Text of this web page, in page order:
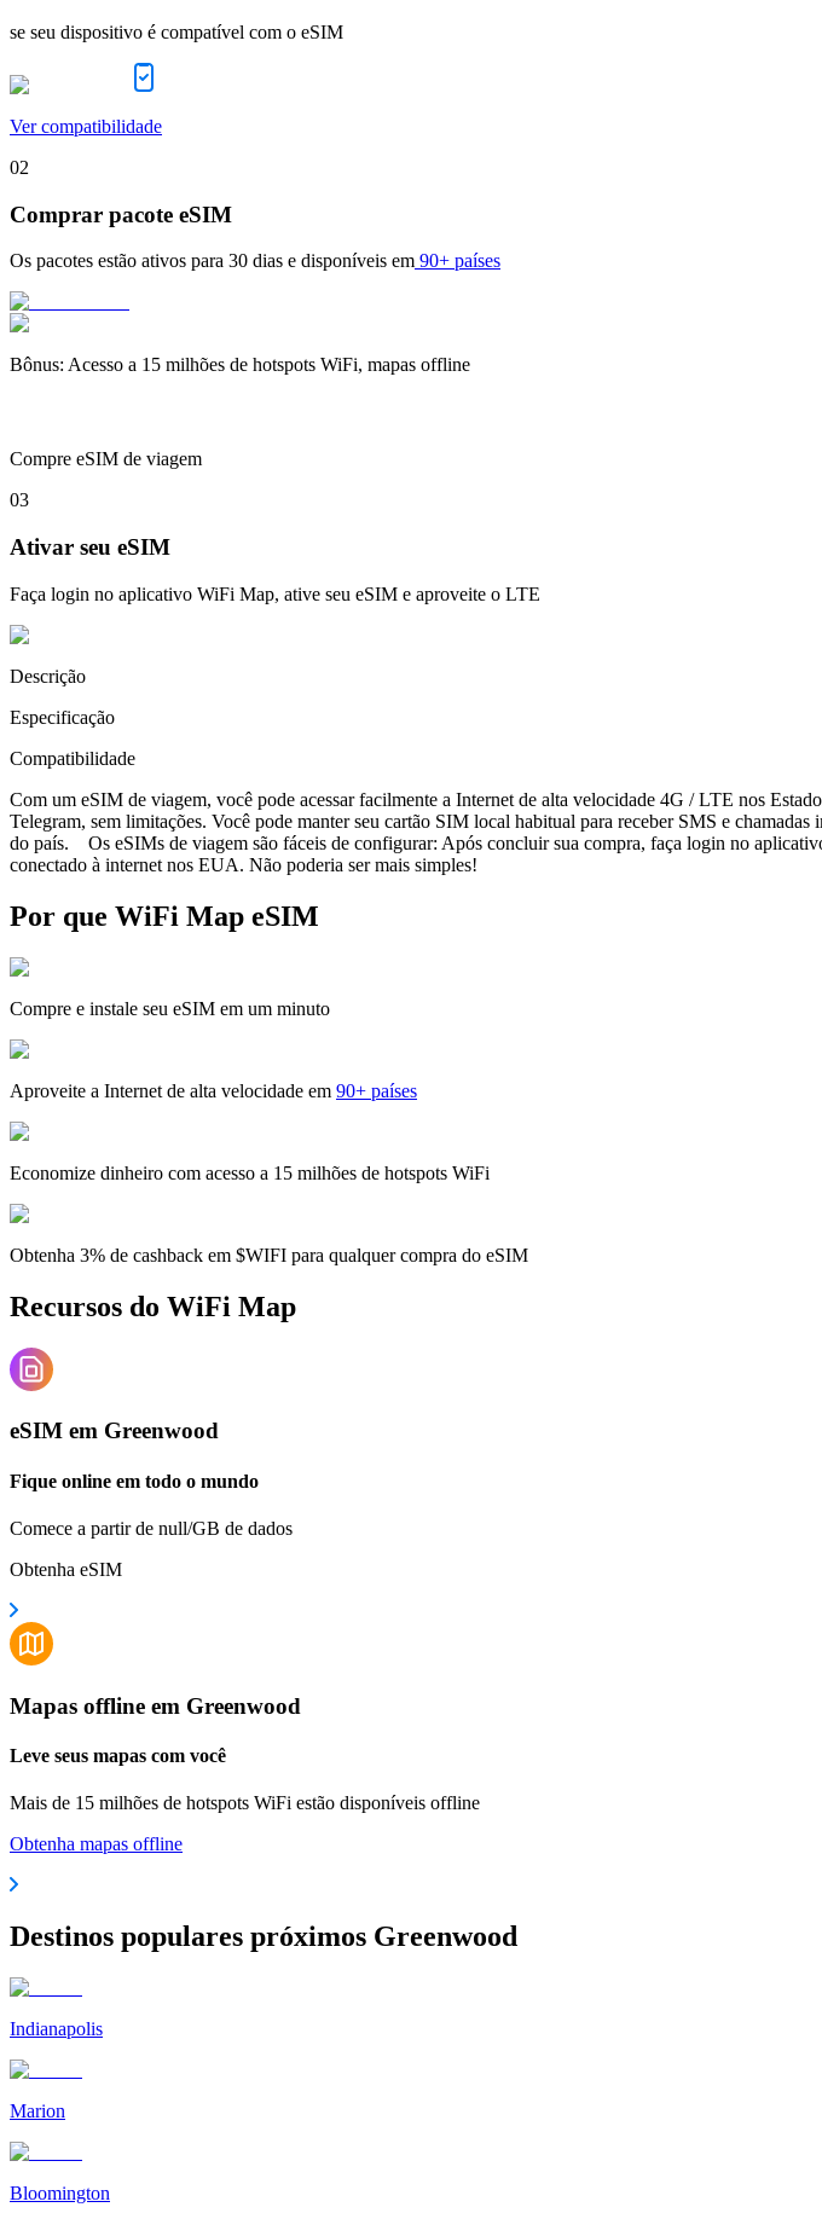
se seu dispositivo é compatível com o eSIM
Ver compatibilidade
02
Comprar pacote eSIM
Os pacotes estão ativos para 30 dias e disponíveis em 90+ países
Bônus: Acesso a 15 milhões de hotspots WiFi, mapas offline
Compre eSIM de viagem
03
Ativar seu eSIM
Faça login no aplicativo WiFi Map, ative seu eSIM e aproveite o LTE
Descrição
Especificação
Compatibilidade
Com um eSIM de viagem, você pode acessar facilmente a Internet de alta velocidade 4G / LTE nos
Telegram, sem limitações. Você pode manter seu cartão SIM local habitual para receber SMS e
do país. Os eSIMs de viagem são fáceis de configurar: Após concluir sua compra, faça login no
conectado à internet nos EUA. Não poderia ser mais simples!
Por que WiFi Map eSIM
Compre e instale seu eSIM em um minuto
Aproveite a Internet de alta velocidade em 90+ países
Economize dinheiro com acesso a 15 milhões de hotspots WiFi
Obtenha 3% de cashback em $WIFI para qualquer compra do eSIM
Recursos do WiFi Map
eSIM em Greenwood
Fique online em todo o mundo
Comece a partir de null/GB de dados
Obtenha eSIM
Mapas offline em Greenwood
Leve seus mapas com você
Mais de 15 milhões de hotspots WiFi estão disponíveis offline
Obtenha mapas offline
Destinos populares próximos Greenwood
Indianapolis
Marion
Bloomington